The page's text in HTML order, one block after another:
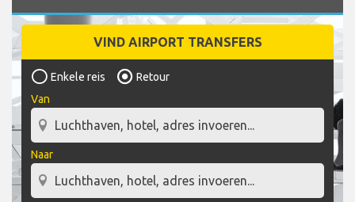
VIND AIRPORT TRANSFERS
Enkele reis
Retour
Van
Naar